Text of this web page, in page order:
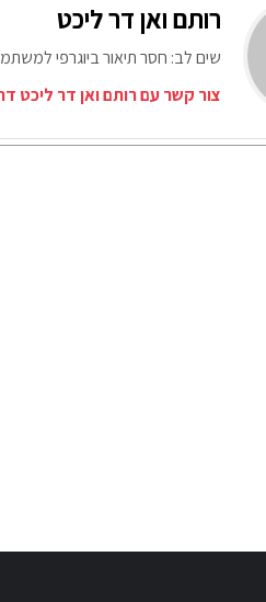
רותם ואן דר ליכט
שים לב: חסר תיאור ביוגרפי
צור קשר עם רותם ואן דר ליכט